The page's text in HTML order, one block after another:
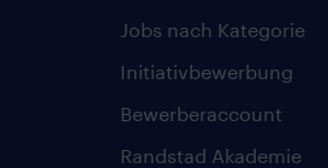
Jobs nach Kategorie
Initiativbewerbung
Bewerberaccount
Randstad Akademie